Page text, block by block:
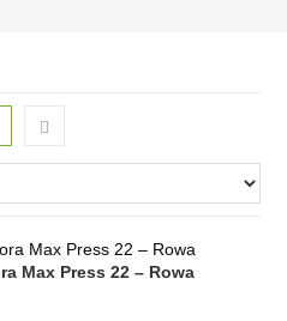
Max Press 22 – Rowa